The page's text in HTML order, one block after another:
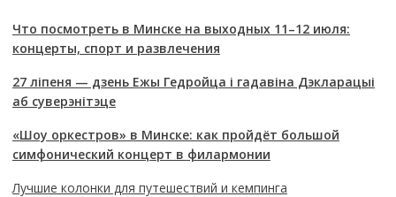
Что посмотреть в Минске на выходных 11–12 июля:
концерты, спорт и развлечения
27 ліпеня — дзень Ежы Гедройца і гадавіна Дэкларацыі
аб суверэнітэце
«Шоу оркестров» в Минске: как пройдёт большой
симфонический концерт в филармонии
Лучшие колонки для путешествий и кемпинга